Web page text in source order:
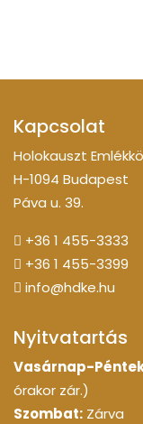
Kapcsolat
Holokauszt
H-1094 Budapest
Páva u. 39.
+36 1 455-3333
+36 1 455-3399
info@hdke.hu
Nyitvatartás
Vasárnap-
órakor zár.)
Szombat: Zárva